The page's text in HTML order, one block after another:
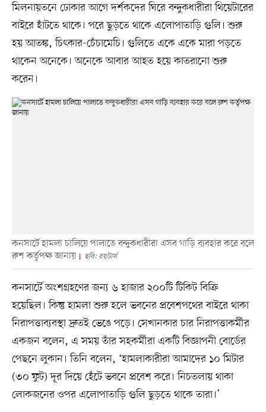
মিলনায়তনে ঢোকার আগে দর্শকদের ঘিরে বন্দুকধারীরা থিয়েটারের
বাইরে হাঁটতে থাকে। পরে ছুড়তে থাকে এলোপাতাড়ি গুলি। শুরু
হয় আতঙ্ক, চিৎকার-চেঁচামেচি। গুলিতে একে একে মারা পড়তে
থাকেন অনেকে। অনেকে আবার আহত হয়ে কাতরানো শুরু
করেন।
কনসার্টে হামলা চালিয়ে পালাতে বন্দুকধারীরা এসব গাড়ি ব্যবহার করে বলে
রুশ কর্তৃপক্ষ জানায়
ছবি: রয়টার্স
কনসার্টে অংশগ্রহণের জন্য ৬ হাজার ২০০টি টিকিট বিক্রি
হয়েছিল। কিন্তু হামলা শুরু হলে ভবনের প্রবেশপথের বাইরে থাকা
নিরাপত্তাব্যবস্থা দ্রুতই ভেঙে পড়ে। সেখানকার চার নিরাপত্তাকর্মীর
একজন বলেন, এ সময় তাঁর সহকর্মীরা একটি বিজ্ঞাপনী বোর্ডের
পেছনে লুকান। তিনি বলেন, ‘হামলাকারীরা আমাদের ১০ মিটার
(৩০ ফুট) দূর দিয়ে হেঁটে ভবনে প্রবেশ করে। নিচতলায় থাকা
লোকজনের ওপর এলোপাতাড়ি গুলি ছুড়তে থাকে তারা।’